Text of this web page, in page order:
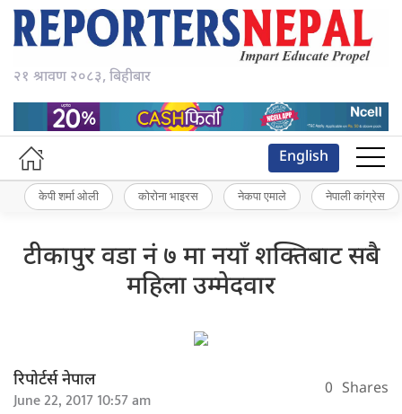
२१ श्रावण २०८३, बिहीबार
English
केपी शर्मा ओली कोरोना भाइरस नेकपा एमाले नेपाली कांग्रेस
टीकापुर वडा नं ७ मा नयाँ शक्तिबाट सबै
महिला उम्मेदवार
रिपोर्टर्स नेपाल
June 22, 2017 10:57 am 0 Shares